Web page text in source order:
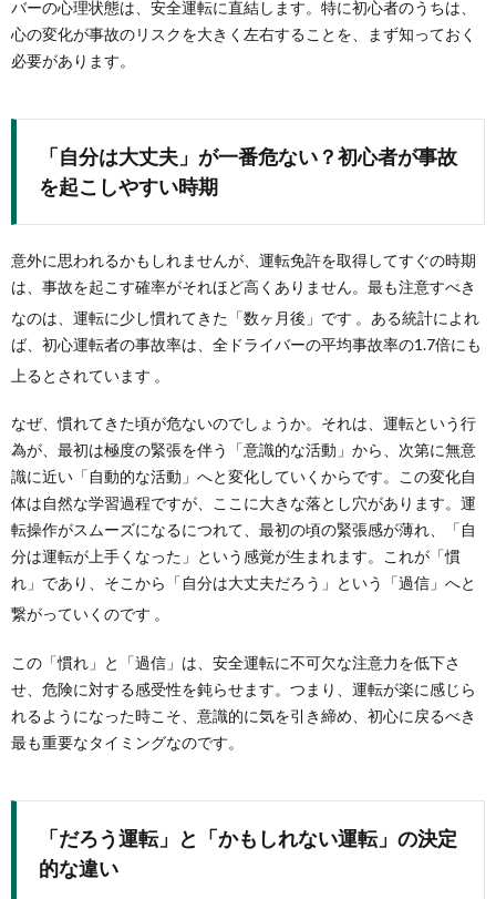
バーの心理状態は、安全運転に直結します。特に初心者のうちは、
心の変化が事故のリスクを大きく左右することを、まず知っておく
必要があります。
「自分は大丈夫」が一番危ない？初心者が事故
を起こしやすい時期
意外に思われるかもしれませんが、運転免許を取得してすぐの時期
は、事故を起こす確率がそれほど高くありません。最も注意すべき
なのは、運転に少し慣れてきた「数ヶ月後」です 。ある統計によれ
ば、初心運転者の事故率は、全ドライバーの平均事故率の1.7倍にも
上るとされています
なぜ、慣れてきた頃が危ないのでしょうか。それは、運転という行
為が、最初は極度の緊張を伴う「意識的な活動」から、次第に無意
識に近い「自動的な活動」へと変化していくからです。この変化自
体は自然な学習過程ですが、ここに大きな落とし穴があります。運
転操作がスムーズになるにつれて、最初の頃の緊張感が薄れ、「自
分は運転が上手くなった」という感覚が生まれます。これが「慣
れ」であり、そこから「自分は大丈夫だろう」という「過信」へと
繋がっていくのです 。
この「慣れ」と「過信」は、安全運転に不可欠な注意力を低下さ
せ、危険に対する感受性を鈍らせます。つまり、運転が楽に感じら
れるようになった時こそ、意識的に気を引き締め、初心に戻るべき
最も重要なタイミングなのです。
「だろう運転」と「かもしれない運転」の決定
的な違い